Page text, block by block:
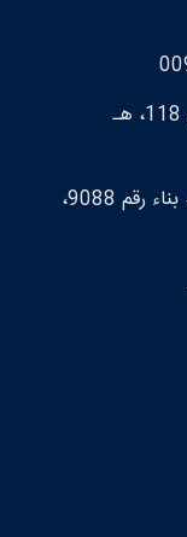
باكو، شارع كاظم كاظمزاده، رقم 118، هـ
أونتاريو، ريتشموند هيل، شارع يونغ، بناء رقم 9088،